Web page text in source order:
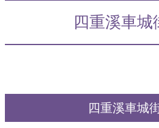
四重溪車城
四重溪車城